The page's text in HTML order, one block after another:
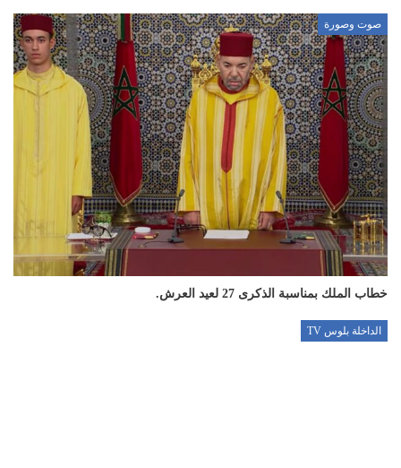
صوت وصورة
خطاب الملك بمناسبة الذكرى 27 لعيد العرش.
الداخلة بلوس TV